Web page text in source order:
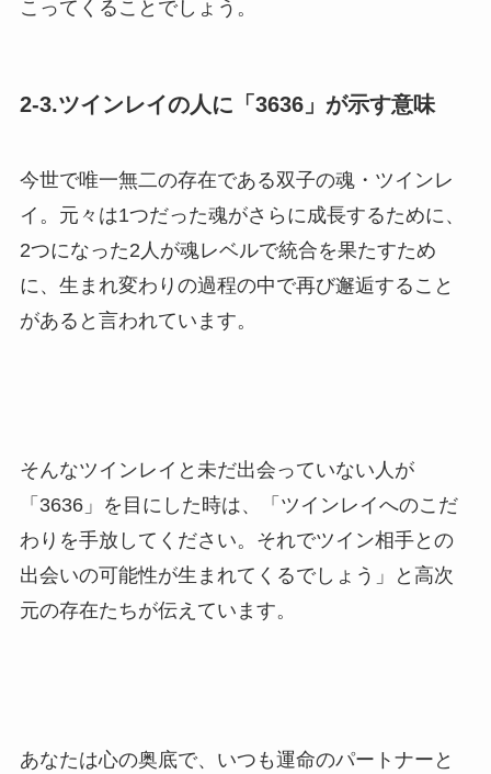
こってくることでしょう。
2-3.ツインレイの人に「3636」が示す意味
今世で唯一無二の存在である双子の魂・ツインレ
イ。元々は1つだった魂がさらに成長するために、
2つになった2人が魂レベルで統合を果たすため
に、生まれ変わりの過程の中で再び邂逅すること
があると言われています。
そんなツインレイと未だ出会っていない人が
「3636」を目にした時は、「ツインレイへのこだ
わりを手放してください。それでツイン相手との
出会いの可能性が生まれてくるでしょう」と高次
元の存在たちが伝えています。
あなたは心の奥底で、いつも運命のパートナーと